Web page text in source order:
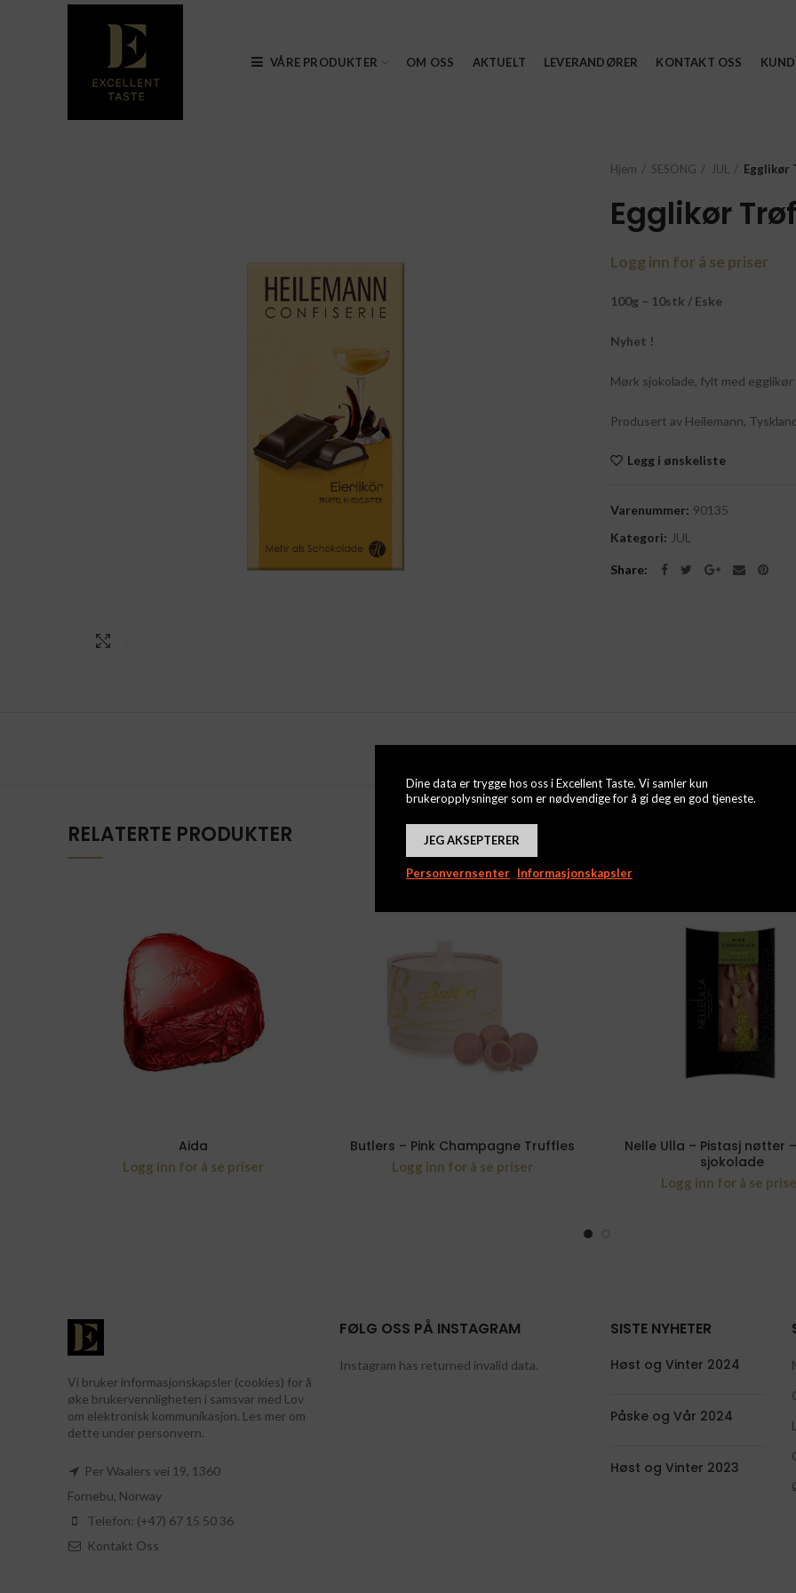
VÅRE PRODUKTER OM OSS AKTUELT LEVERANDØRER KONTAKT OSS
Hjem SESONG JUL Egglikør
Egglikør
Logg inn for å se priser
100g – 10stk / Eske
Nyhet !
Mørk sjokolade, fylt med egglikør
Produsert av Heilemann,
Legg i ønskeliste
Varenummer: 90135
Kategori: JUL
Share
RELATERTE PRODUKTER
Aida
Logg inn for å se priser
Butlers – Pink Champagne Truffles
Logg inn for å se priser
Nelle Ulla – Pistasj nøtter
sjokolade
Logg inn for å se
Vi bruker informasjonskapsler (cookies) for å
øke brukervennligheten i samsvar med Lov
om elektronisk kommunikasjon. Les mer om
dette under personvern.
Per Waalers vei 19, 1360
Fornebu, Norway
Telefon: (+47) 67 15 50 36
Kontakt Oss
FØLG OSS PÅ INSTAGRAM
Instagram has returned invalid data.
SISTE NYHETER
Høst og Vinter 2024
Påske og Vår 2024
Høst og Vinter 2023
Dine data er trygge hos oss i Excellent Taste. Vi samler kun
brukeropplysninger som er nødvendige for å gi deg en god tjeneste.
JEG AKSEPTERER
Personvernsenter Informasjonskapsler